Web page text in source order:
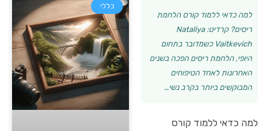
למה כדאי ללמוד קורס הלחמת
ריסים? קרדיט: Nataliya
Vaitkevich כשמדובר בתחום
היופי, הלחמת ריסים הפכה בשנים
האחרונות לאחד הטיפוחים
המבוקשים ביותר בקרב נשי…
למה כדאי ללמוד קורס
כללי